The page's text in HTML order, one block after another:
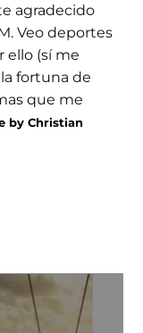
agradecido
Veo deportes
ello (sí me
fortuna de
que me
by Christian